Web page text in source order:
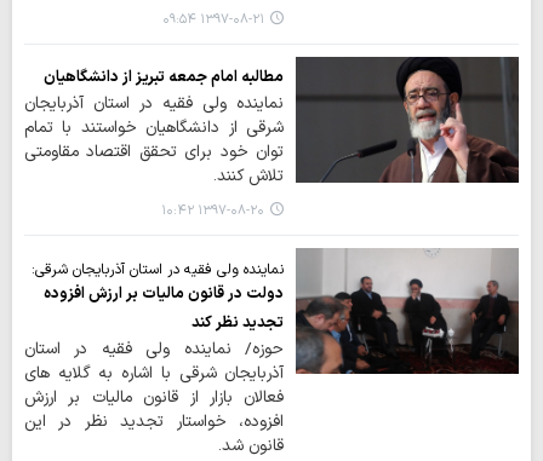
۱۳۹۷-۰۸-۲۱ ۰۹:۵۴
مطالبه امام جمعه تبریز از دانشگاهیان
نماینده ولی فقیه در استان آذربایجان
شرقی از دانشگاهیان خواستند با تمام
توان خود برای تحقق اقتصاد مقاومتی
تلاش کنند.
۱۳۹۷-۰۸-۲۰ ۱۰:۴۲
نماینده ولی فقیه در استان آذربایجان شرقی:
دولت در قانون مالیات بر ارزش افزوده
تجدید نظر کند
حوزه/ نماینده ولی فقیه در استان
آذربایجان شرقی با اشاره به گلایه های
فعالان بازار از قانون مالیات بر ارزش
افزوده، خواستار تجدید نظر در این
قانون شد.